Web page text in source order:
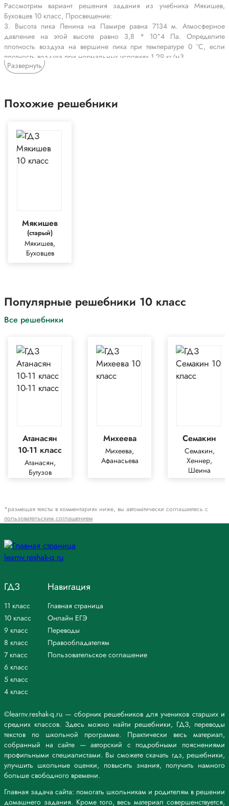
Рассмотрим вариант решения задания из учебника Мякишев,
Буховцев 10 класс, Просвещение:
3. Высота пика Ленина на Памире равна 7134 м. Атмосферное
давление на этой высоте равно 3,8 * 10^4 Па. Определите
плотность воздуха на вершине пика при температуре 0 °С, если
плотность воздуха при нормальных условиях 1,29 кг/м3.
*Цитирирование задания со ссылкой на учебник производится
Развернуть
Похожие решебники
Мякишев
(старый)
Мякишев,
Буховцев
Популярные решебники 10 класс
Все решебники
Атанасян
10-11 класс
Атанасян,
Бутузов
Михеева
Михеева,
Афанасьева
Семакин
Семакин,
Хеннер,
Шеина
*размещая тексты в комментариях ниже, вы автоматически соглашаетесь с
пользовательским соглашением
©learnv.reshak-q.ru — сборник решебников для учеников старших и
средних классов. Здесь можно найти решебники, ГДЗ, переводы
текстов по школьной программе. Практически весь материал,
собранный на сайте — авторский с подробными пояснениями
профильными специалистами. Вы сможете скачать гдз, решебники,
улучшить школьные оценки, повысить знания, получить намного
больше свободного времени.
Главная задача сайта: помогать школьникам и родителям в решении
домашнего задания. Кроме того, весь материал совершенствуется,
ГДЗ
11 класс
10 класс
9 класс
8 класс
7 класс
6 класс
5 класс
4 класс
Навигация
Главная страница
Онлайн ЕГЭ
Переводы
Правообладателям
Пользовательское соглашение